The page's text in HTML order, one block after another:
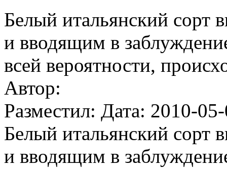
Белый итальянский сорт
и вводящим в
всей вероятности,
Автор:
Разместил: Дата: 2010-
Белый итальянский сорт
и вводящим в